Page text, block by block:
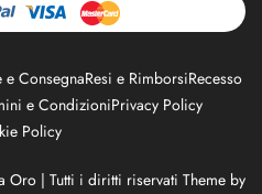
ConsegnaResi e RimborsiRecesso
e CondizioniPrivacy Policy
Policy
| Tutti i diritti riservati Theme by